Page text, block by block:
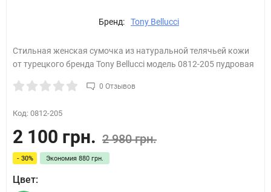
Бренд: Tony Bellucci
Стильная женская сумочка из натуральной телячьей кожи
от турецкого бренда Tony Bellucci модель 0812-205 пудровая
0 Отзывов
Код: 0812-205
2 100 грн. 2 980 грн.
- 30% Экономия 880 грн.
Цвет: